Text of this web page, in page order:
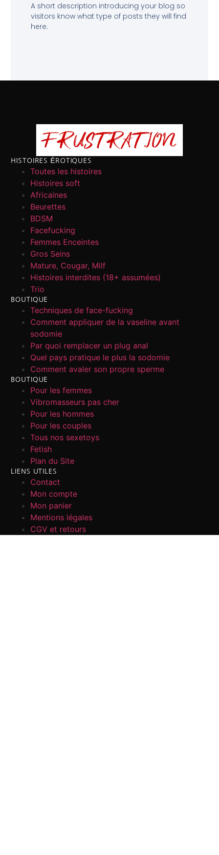
A short description introducing your blog so
visitors know what type of posts they will find
here.
HISTOIRES ÉROTIQUES
Toutes les histoires
Histoires soft
Africaines
Beurettes
BDSM
Facefucking
Femmes Enceintes
Gros Seins
Mature, Cougar, Milf
Histoires interdites (18+ assumées)
Trio
BOUTIQUE
Techniques de face-fucking
Comment appliquer de la vaseline avant
sodomie
Par quoi remplacer un plug anal
Quel pays pratique le plus la sodomie
Comment avaler son propre sperme
BOUTIQUE
Pour les femmes
Vibromasseurs pas cher
Pour les hommes
Pour les couples
Tous nos sexetoys
Fetish
Plan du Site
LIENS UTILES
Contact
Mon compte
Mon panier
Mentions légales
CGV et retours